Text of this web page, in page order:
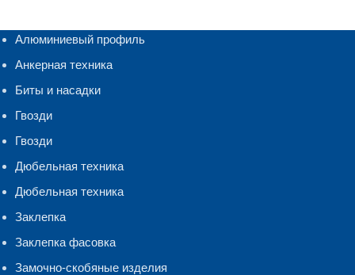
Алюминиевый профиль
Анкерная техника
Биты и насадки
Гвозди
Гвозди
Дюбельная техника
Дюбельная техника
Заклепка
Заклепка фасовка
Замочно-скобяные изделия